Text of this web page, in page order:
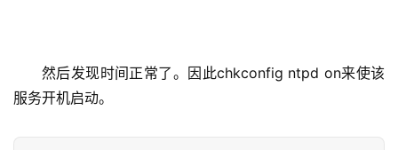
然后发现时间正常了。因此chkconfig ntpd on来使该
服务开机启动。